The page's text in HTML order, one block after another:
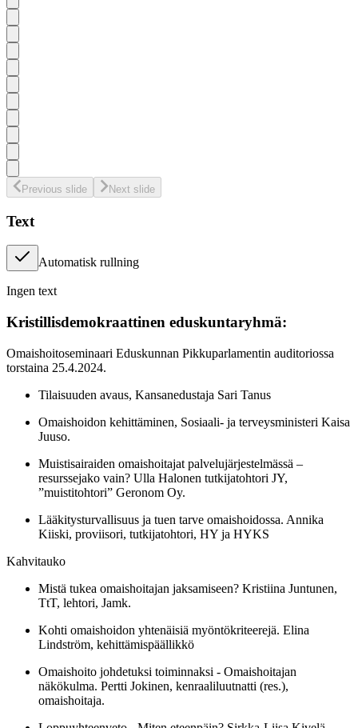
Previous slide Next slide
Text
Automatisk rullning
Ingen text
Kristillisdemokraattinen eduskuntaryhmä:
Omaishoitoseminaari Eduskunnan Pikkuparlamentin auditoriossa
torstaina 25.4.2024.
Tilaisuuden avaus, Kansanedustaja Sari Tanus
Omaishoidon kehittäminen, Sosiaali- ja terveysministeri Kaisa
Juuso.
Muistisairaiden omaishoitajat palvelujärjestelmässä –
resurssejako vain? Ulla Halonen tutkijatohtori JY,
”muistitohtori” Geronom Oy.
Lääkitysturvallisuus ja tuen tarve omaishoidossa. Annika
Kiiski, proviisori, tutkijatohtori, HY ja HYKS
Kahvitauko
Mistä tukea omaishoitajan jaksamiseen? Kristiina Juntunen,
TtT, lehtori, Jamk.
Kohti omaishoidon yhtenäisiä myöntökriteerejä. Elina
Lindström, kehittämispäällikkö
Omaishoito johdetuksi toiminnaksi - Omaishoitajan
näkökulma. Pertti Jokinen, kenraaliluutnatti (res.),
omaishoitaja.